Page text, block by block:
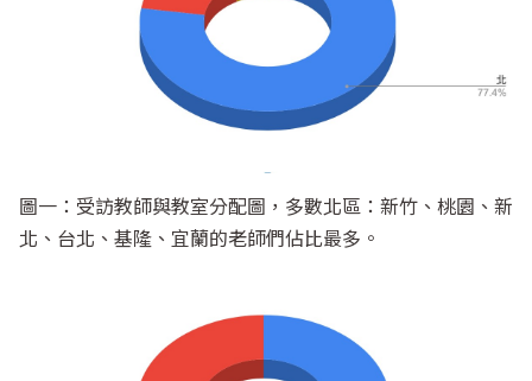
圖一：受訪教師與教室分配圖，多數北區：新竹、桃園、新
北、台北、基隆、宜蘭的老師們佔比最多。